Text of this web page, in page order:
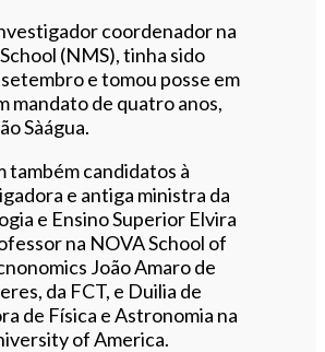
coordenador na
(NMS), tinha sido
e tomou posse em
mandato de quatro anos,
Sàágua.
também candidatos à
e antiga ministra da
e Ensino Superior Elvira
na NOVA School of
João Amaro de
da FCT, e Duilia de
de Física e Astronomia na
of America.